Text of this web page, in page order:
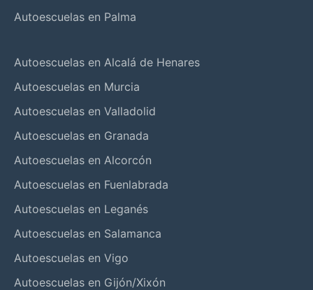
Autoescuelas en Palma
Autoescuelas en Alcalá de Henares
Autoescuelas en Murcia
Autoescuelas en Valladolid
Autoescuelas en Granada
Autoescuelas en Alcorcón
Autoescuelas en Fuenlabrada
Autoescuelas en Leganés
Autoescuelas en Salamanca
Autoescuelas en Vigo
Autoescuelas en Gijón/Xixón